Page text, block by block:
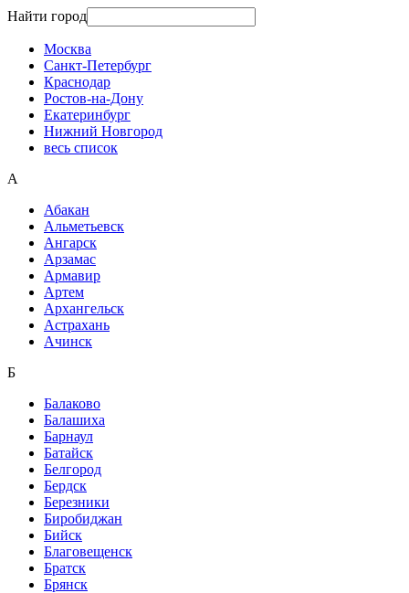
Найти город
Москва
Санкт-Петербург
Краснодар
Ростов-на-Дону
Екатеринбург
Нижний Новгород
весь список
А
Абакан
Альметьевск
Ангарск
Арзамас
Армавир
Артем
Архангельск
Астрахань
Ачинск
Б
Балаково
Балашиха
Барнаул
Батайск
Белгород
Бердск
Березники
Биробиджан
Бийск
Благовещенск
Братск
Брянск